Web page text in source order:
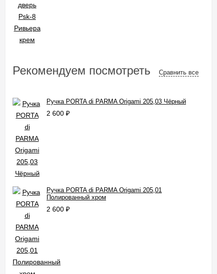
Рекомендуем посмотреть Сравнить все
Ручка PORTA di PARMA Origami 205,03 Чёрный
2 600 ₽
Ручка PORTA di PARMA Origami 205,01
Полированный хром
2 600 ₽